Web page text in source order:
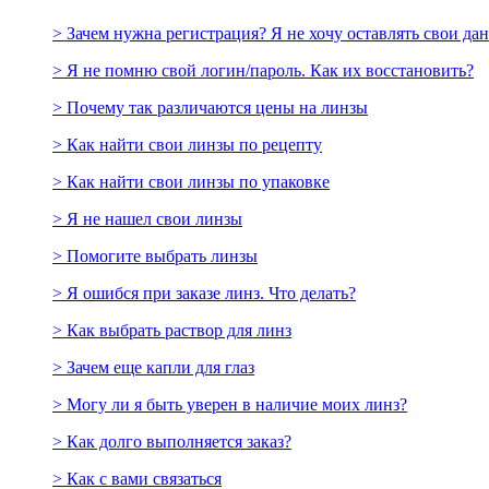
> Зачем нужна регистрация? Я не хочу оставлять свои
> Я не помню свой логин/пароль. Как их восстановить?
> Почему так различаются цены на линзы
> Как найти свои линзы по рецепту
> Как найти свои линзы по упаковке
> Я не нашел свои линзы
> Помогите выбрать линзы
> Я ошибся при заказе линз. Что делать?
> Как выбрать раствор для линз
> Зачем еще капли для глаз
> Могу ли я быть уверен в наличие моих линз?
> Как долго выполняется заказ?
> Как с вами связаться